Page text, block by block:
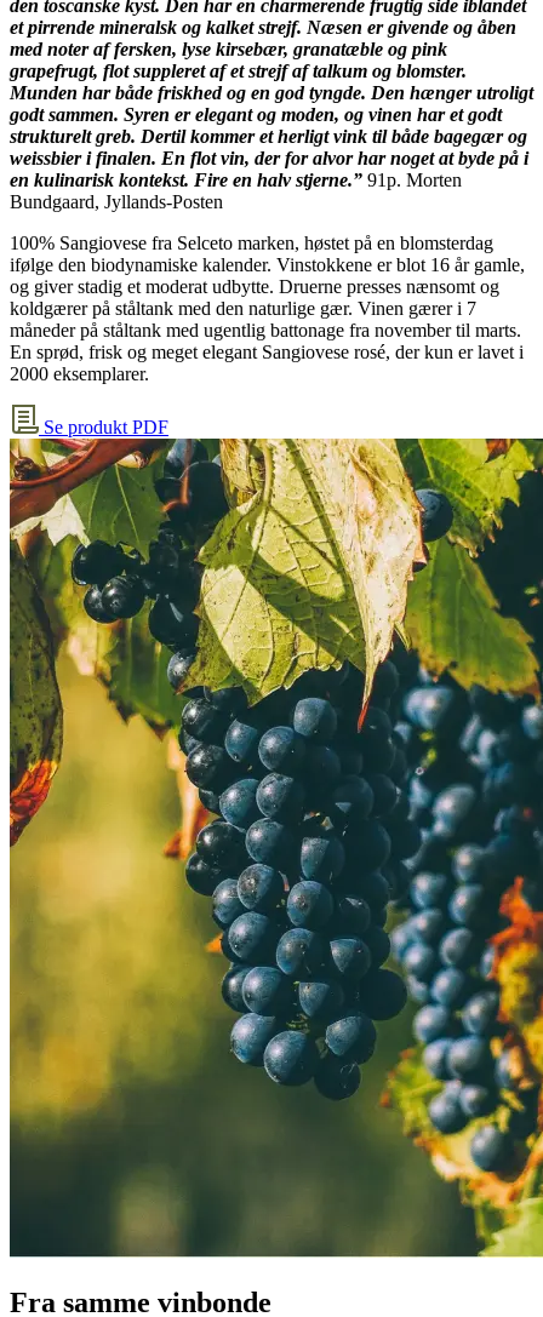
den toscanske kyst. Den har en charmerende frugtig side iblandet
et pirrende mineralsk og kalket strejf. Næsen er givende og åben
med noter af fersken, lyse kirsebær, granatæble og pink
grapefrugt, flot suppleret af et strejf af talkum og blomster.
Munden har både friskhed og en god tyngde. Den hænger utroligt
godt sammen. Syren er elegant og moden, og vinen har et godt
strukturelt greb. Dertil kommer et herligt vink til både bagegær og
weissbier i finalen. En flot vin, der for alvor har noget at byde på i
en kulinarisk kontekst. Fire en halv stjerne.” 91p. Morten
Bundgaard, Jyllands-Posten
100% Sangiovese fra Selceto marken, høstet på en blomsterdag
ifølge den biodynamiske kalender. Vinstokkene er blot 16 år gamle,
og giver stadig et moderat udbytte. Druerne presses nænsomt og
koldgærer på ståltank med den naturlige gær. Vinen gærer i 7
måneder på ståltank med ugentlig battonage fra november til marts.
En sprød, frisk og meget elegant Sangiovese rosé, der kun er lavet i
2000 eksemplarer.
Se produkt PDF
Fra samme vinbonde